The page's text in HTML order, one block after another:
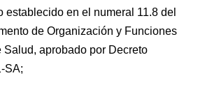
establecido en el numeral 11.8 del
de Organización y Funciones
aprobado por Decreto
SA;